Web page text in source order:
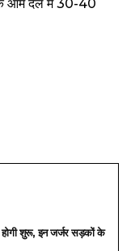
एक आम दल में 30-40
शुरू, इन जर्जर सड़कों के